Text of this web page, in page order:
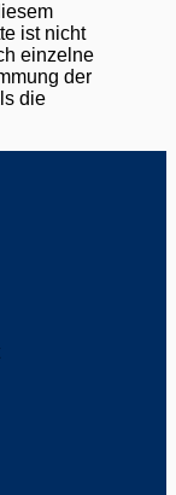
ist nicht
einzelne
der
die